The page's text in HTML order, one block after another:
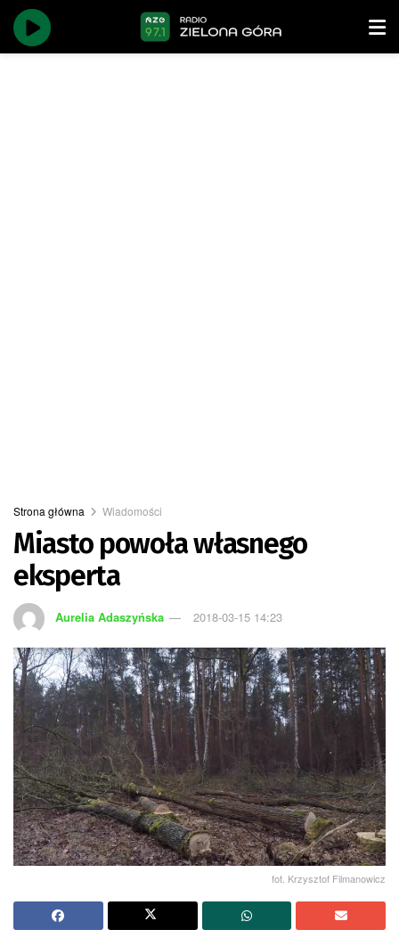
Strona główna Wiadomości
Miasto powoła własnego
eksperta
Aurelia Adaszyńska 2018-03-15 14:23
fot. Krzysztof Filmanowicz